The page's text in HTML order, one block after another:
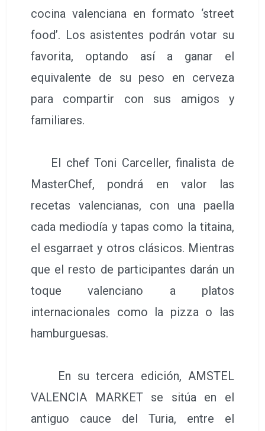
cocina valenciana en formato ‘street
food’. Los asistentes podrán votar su
favorita, optando así a ganar el
equivalente de su peso en cerveza
para compartir con sus amigos y
familiares.
El chef Toni Carceller, finalista de
MasterChef, pondrá en valor las
recetas valencianas, con una paella
cada mediodía y tapas como la titaina,
el esgarraet y otros clásicos. Mientras
que el resto de participantes darán un
toque valenciano a platos
internacionales como la pizza o las
hamburguesas.
En su tercera edición, AMSTEL
VALENCIA MARKET se sitúa en el
antiguo cauce del Turia, entre el